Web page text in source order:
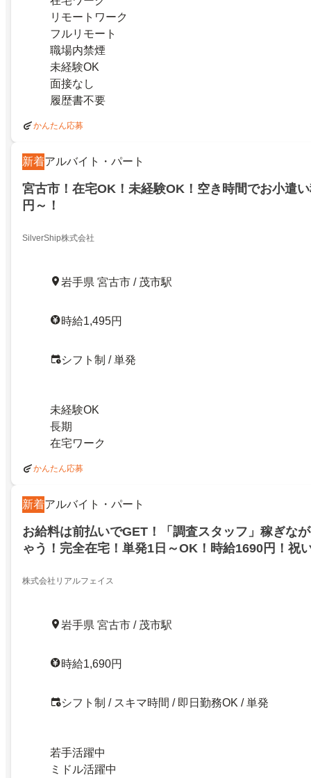
リモートワーク
フルリモート
職場内禁煙
未経験OK
面接なし
履歴書不要
かんたん応募
新着アルバイト・パート
宮古市！在宅OK！未経験OK！空き時間でお小遣
円～！
SilverShip株式会社
岩手県 宮古市 / 茂市駅
時給1,495円
シフト制 / 単発
未経験OK
長期
在宅ワーク
かんたん応募
新着アルバイト・パート
お給料は前払いでGET！「調査スタッフ」稼ぎな
ゃう！完全在宅！単発1日～OK！時給1690円！祝
株式会社リアルフェイス
岩手県 宮古市 / 茂市駅
時給1,690円
シフト制 / スキマ時間 / 即日勤務OK / 単発
若手活躍中
ミドル活躍中